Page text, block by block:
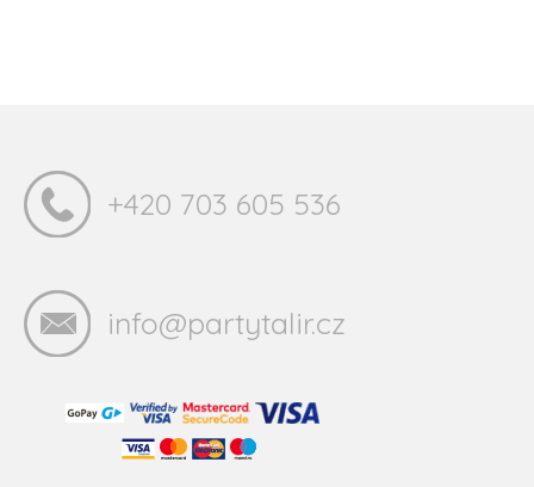
+420 703 605 536
info@partytalir.cz